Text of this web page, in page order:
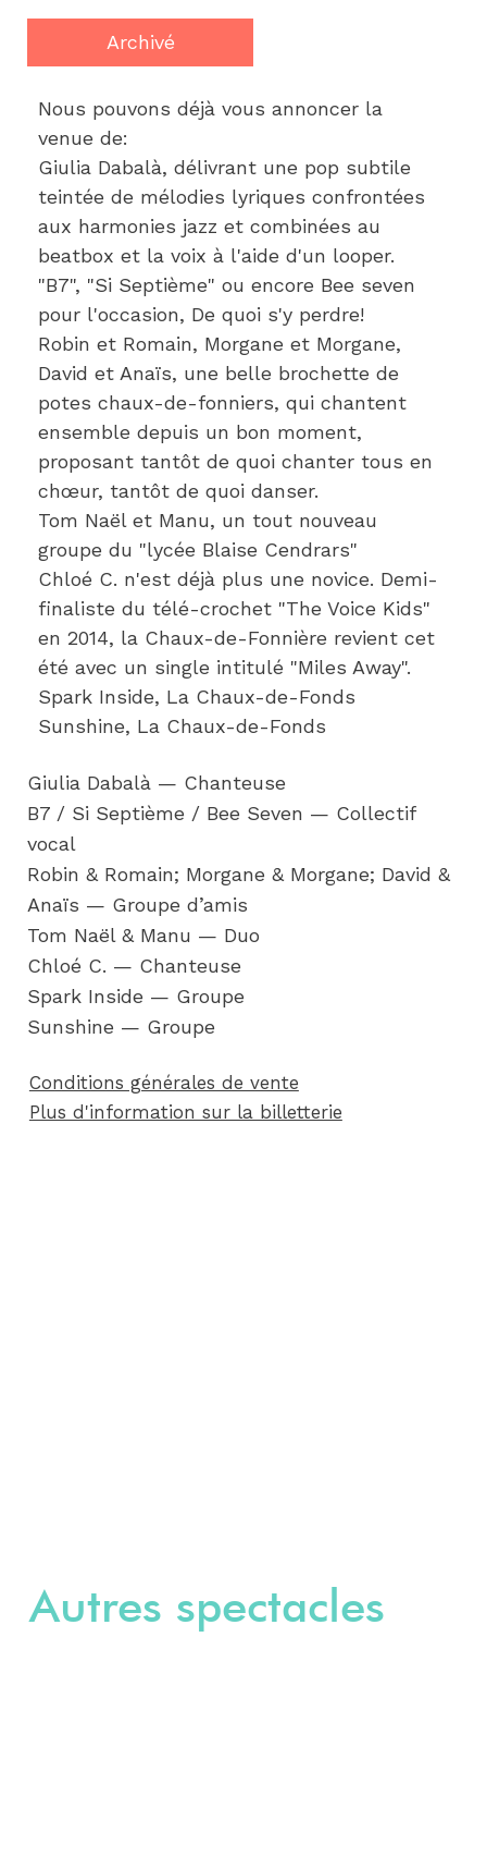
Archivé
Giulia Dabalà — Chanteuse
B7 / Si Septième / Bee Seven — Collectif
vocal
Robin & Romain; Morgane & Morgane; David &
Anaïs — Groupe d’amis
Tom Naël & Manu — Duo
Chloé C. — Chanteuse
Spark Inside — Groupe
Sunshine — Groupe
Nous pouvons déjà vous annoncer la
venue de:
Giulia Dabalà, délivrant une pop subtile
teintée de mélodies lyriques confrontées
aux harmonies jazz et combinées au
beatbox et la voix à l'aide d'un looper.
"B7", "Si Septième" ou encore Bee seven
pour l'occasion, De quoi s'y perdre!
Robin et Romain, Morgane et Morgane,
David et Anaïs, une belle brochette de
potes chaux-de-fonniers, qui chantent
ensemble depuis un bon moment,
proposant tantôt de quoi chanter tous en
chœur, tantôt de quoi danser.
Tom Naël et Manu, un tout nouveau
groupe du "lycée Blaise Cendrars"
Chloé C. n'est déjà plus une novice. Demi-
finaliste du télé-crochet "The Voice Kids"
en 2014, la Chaux-de-Fonnière revient cet
été avec un single intitulé "Miles Away".
Spark Inside, La Chaux-de-Fonds
Sunshine, La Chaux-de-Fonds
Conditions générales de vente
Plus d'information sur la billetterie
Autres spectacles